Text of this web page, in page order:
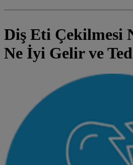
Diş Eti Çekilmesi
Ne İyi Gelir ve